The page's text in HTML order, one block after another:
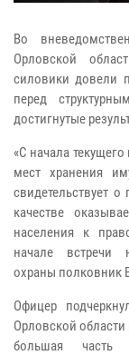
Во
Орловской
силовики довели
перед
достигнутые
«С начала
мест хранения
свидетельствует
качестве
населения к
начале встречи
охраны полковник
Офицер
Орловской
большая